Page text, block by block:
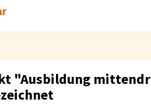
"Ausbildung